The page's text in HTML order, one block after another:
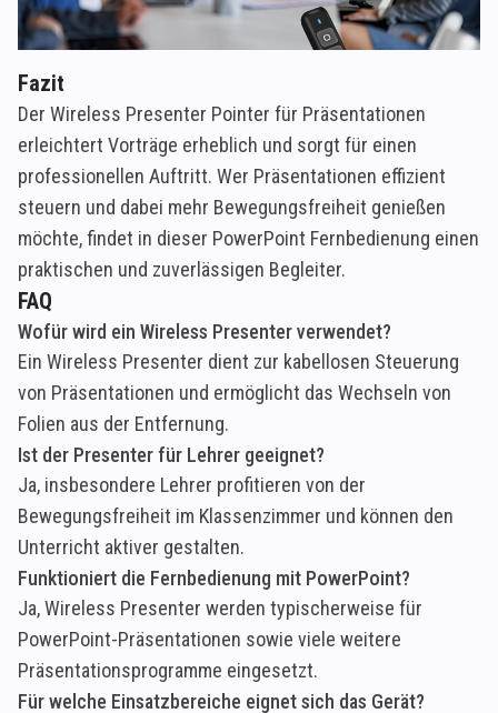
Fazit
Der Wireless Presenter Pointer für Präsentationen
erleichtert Vorträge erheblich und sorgt für einen
professionellen Auftritt. Wer Präsentationen effizient
steuern und dabei mehr Bewegungsfreiheit genießen
möchte, findet in dieser PowerPoint Fernbedienung einen
praktischen und zuverlässigen Begleiter.
FAQ
Wofür wird ein Wireless Presenter verwendet?
Ein Wireless Presenter dient zur kabellosen Steuerung
von Präsentationen und ermöglicht das Wechseln von
Folien aus der Entfernung.
Ist der Presenter für Lehrer geeignet?
Ja, insbesondere Lehrer profitieren von der
Bewegungsfreiheit im Klassenzimmer und können den
Unterricht aktiver gestalten.
Funktioniert die Fernbedienung mit PowerPoint?
Ja, Wireless Presenter werden typischerweise für
PowerPoint-Präsentationen sowie viele weitere
Präsentationsprogramme eingesetzt.
Für welche Einsatzbereiche eignet sich das Gerät?